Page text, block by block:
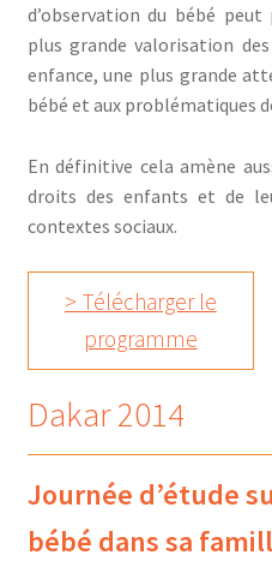
d’observation du bébé
plus grande valorisation
enfance, une plus grande
bébé et aux problématiques
En définitive cela amène
droits des enfants et de
contextes sociaux.
> Télécharger le
programme
Dakar 2014
Journée d’étude
bébé dans sa